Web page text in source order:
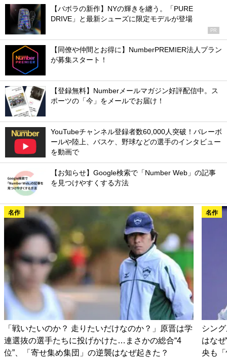
【バボラの新作】NYの輝きを纏う。「PURE
DRIVE」と最新シューズに限定モデルが登場
PR
【同僚や仲間とお得に】NumberPREMIER法人プラン
が募集スタート！
【登録無料】Numberメールマガジン好評配信中。ス
ポーツの「今」をメールでお届け！
YouTubeチャンネル登録者数60,000人突破！バレーボ
ールや陸上、バスケ、野球などの選手のインタビュー
を動画で
【お知らせ】Google検索で「Number Web」の記事
を見つけやすくする方法
名作
「戦いたいのか？ 走りたいだけなのか？」原晋は学
連選抜の選手たちに投げかけた…まさかの総合“4
位”、「寄せ集め集団」の逆襲はなぜ起きた？
名作
シン
はな
央も